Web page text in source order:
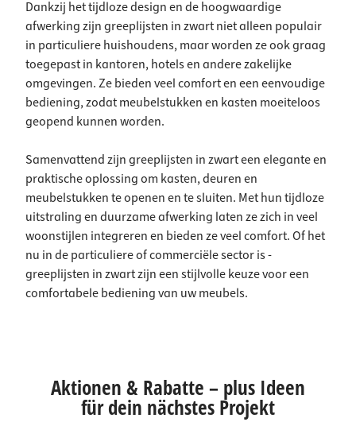
Dankzij het tijdloze design en de hoogwaardige
afwerking zijn greeplijsten in zwart niet alleen populair
in particuliere huishoudens, maar worden ze ook graag
toegepast in kantoren, hotels en andere zakelijke
omgevingen. Ze bieden veel comfort en een eenvoudige
bediening, zodat meubelstukken en kasten moeiteloos
geopend kunnen worden.
Samenvattend zijn greeplijsten in zwart een elegante en
praktische oplossing om kasten, deuren en
meubelstukken te openen en te sluiten. Met hun tijdloze
uitstraling en duurzame afwerking laten ze zich in veel
woonstijlen integreren en bieden ze veel comfort. Of het
nu in de particuliere of commerciële sector is -
greeplijsten in zwart zijn een stijlvolle keuze voor een
comfortabele bediening van uw meubels.
Aktionen & Rabatte – plus Ideen
für dein nächstes Projekt